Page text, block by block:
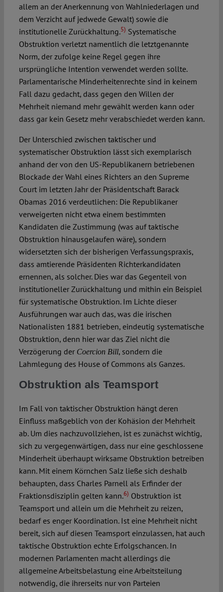
allem an der Anerkennung von Wahlniederlagen und
dem Verzicht auf jedwede Gewalt) sowie die
institutionelle Zurückhaltung.5) Systematische
Obstruktion verletzt namentlich die letztgenannte
Norm, der zufolge keine Regel gegen ihre
ursprüngliche Intention verwendet werden sollte.
Parlamentarische Minderheitenrechte sind in keinem
Fall dazu gedacht, dass gegen den Willen der
Mehrheit niemand mehr gewählt werden kann oder
dass gar kein Gesetz mehr verabschiedet werden kann.
Der Unterschied zwischen taktischer und
systematischer Obstruktion lässt sich exemplarisch
anhand der von den US-Republikanern betriebenen
Blockade der Wahl eines Richters an den Supreme
Court im letzten Jahr der Präsidentschaft Barack
Obamas 2016 verdeutlichen: Die Republikaner
verweigerten nicht etwa einem bestimmten
Kandidaten die Zustimmung (was auf taktische
Obstruktion hinausgelaufen wäre), sondern
widersetzten sich der bisherigen Verfassungspraxis,
dass amtierende Präsidenten Richterkandidaten
ernennen, als solcher. Dies war das Gegenteil von
institutioneller Zurückhaltung und mithin ein Beispiel
für systematische Obstruktion. Im Lichte dieser
Ausführungen war auch das, was die irischen
Nationalisten 1881 betrieben, eindeutig systematische
Obstruktion, denn hier war das Ziel nicht die
Verzögerung der Coercion Bill, sondern die
Lahmlegung des House of Commons als Ganzes.
Obstruktion als Teamsport
Im Fall von taktischer Obstruktion hängt deren
Einfluss maßgeblich von der Kohäsion der Mehrheit
ab. Um dies nachzuvollziehen, ist es zunächst wichtig,
sich zu vergegenwärtigen, dass nur eine geschlossene
Minderheit überhaupt wirksame Obstruktion betreiben
kann. Mit einem Körnchen Salz ließe sich deshalb
behaupten, dass Charles Parnell als Erfinder der
Fraktionsdisziplin gelten kann.6) Obstruktion ist
Teamsport und allein um die Mehrheit zu reizen,
bedarf es enger Koordination. Ist eine Mehrheit nicht
bereit, sich auf diesen Teamsport einzulassen, hat auch
taktische Obstruktion echte Erfolgschancen. In
modernen Parlamenten macht allerdings die
allgemeine Arbeitsbelastung eine Arbeitsteilung
notwendig, die ihrerseits nur von Parteien